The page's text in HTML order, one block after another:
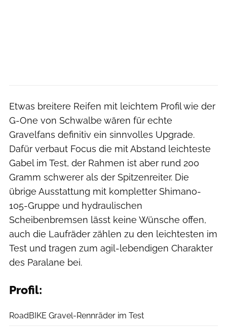
Etwas breitere Reifen mit leichtem Profil wie der
G-One von Schwalbe wären für echte
Gravelfans definitiv ein sinnvolles Upgrade.
Dafür verbaut Focus die mit Abstand leichteste
Gabel im Test, der Rahmen ist aber rund 200
Gramm schwerer als der Spitzenreiter. Die
übrige Ausstattung mit kompletter Shimano-
105-Gruppe und hydraulischen
Scheibenbremsen lässt keine Wünsche offen,
auch die Laufräder zählen zu den leichtesten im
Test und tragen zum agil-lebendigen Charakter
des Paralane bei.
Profil:
RoadBIKE Gravel-Rennräder im Test